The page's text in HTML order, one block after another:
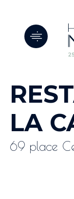
LA
69 place